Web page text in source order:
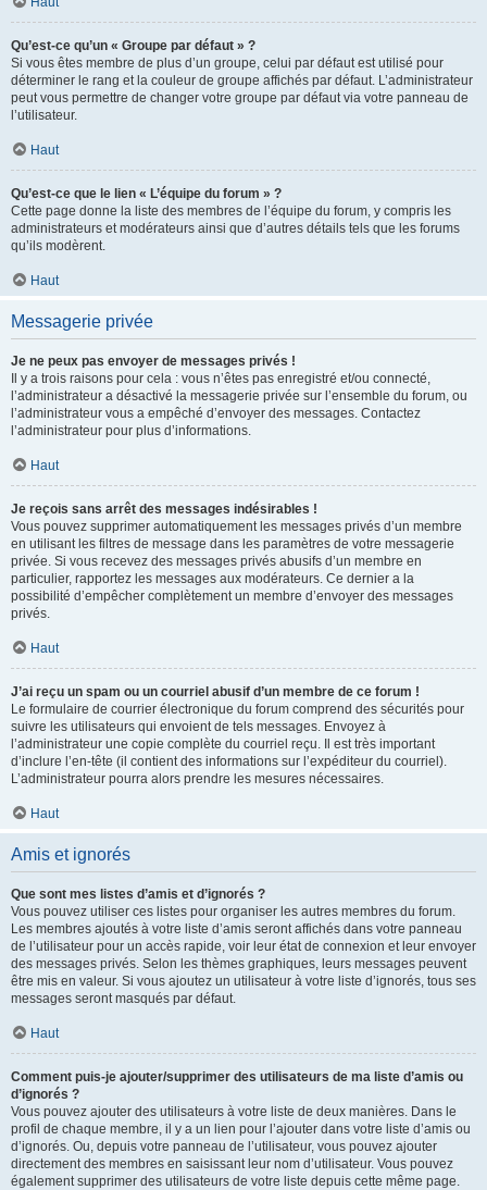
Qu’est-ce qu’un « Groupe par défaut » ?
Si vous êtes membre de plus d’un groupe, celui par défaut est utilisé pour
déterminer le rang et la couleur de groupe affichés par défaut. L’administrateur
peut vous permettre de changer votre groupe par défaut via votre panneau de
l’utilisateur.
Haut
Qu’est-ce que le lien « L’équipe du forum » ?
Cette page donne la liste des membres de l’équipe du forum, y compris les
administrateurs et modérateurs ainsi que d’autres détails tels que les forums
qu’ils modèrent.
Haut
Messagerie privée
Je ne peux pas envoyer de messages privés !
Il y a trois raisons pour cela : vous n’êtes pas enregistré et/ou connecté,
l’administrateur a désactivé la messagerie privée sur l’ensemble du forum, ou
l’administrateur vous a empêché d’envoyer des messages. Contactez
l’administrateur pour plus d’informations.
Haut
Je reçois sans arrêt des messages indésirables !
Vous pouvez supprimer automatiquement les messages privés d’un membre
en utilisant les filtres de message dans les paramètres de votre messagerie
privée. Si vous recevez des messages privés abusifs d’un membre en
particulier, rapportez les messages aux modérateurs. Ce dernier a la
possibilité d’empêcher complètement un membre d’envoyer des messages
privés.
Haut
J’ai reçu un spam ou un courriel abusif d’un membre de ce forum !
Le formulaire de courrier électronique du forum comprend des sécurités pour
suivre les utilisateurs qui envoient de tels messages. Envoyez à
l’administrateur une copie complète du courriel reçu. Il est très important
d’inclure l’en-tête (il contient des informations sur l’expéditeur du courriel).
L’administrateur pourra alors prendre les mesures nécessaires.
Haut
Amis et ignorés
Que sont mes listes d’amis et d’ignorés ?
Vous pouvez utiliser ces listes pour organiser les autres membres du forum.
Les membres ajoutés à votre liste d’amis seront affichés dans votre panneau
de l’utilisateur pour un accès rapide, voir leur état de connexion et leur envoyer
des messages privés. Selon les thèmes graphiques, leurs messages peuvent
être mis en valeur. Si vous ajoutez un utilisateur à votre liste d’ignorés, tous ses
messages seront masqués par défaut.
Haut
Comment puis-je ajouter/supprimer des utilisateurs de ma liste d’amis ou
d’ignorés ?
Vous pouvez ajouter des utilisateurs à votre liste de deux manières. Dans le
profil de chaque membre, il y a un lien pour l’ajouter dans votre liste d’amis ou
d’ignorés. Ou, depuis votre panneau de l’utilisateur, vous pouvez ajouter
directement des membres en saisissant leur nom d’utilisateur. Vous pouvez
également supprimer des utilisateurs de votre liste depuis cette même page.